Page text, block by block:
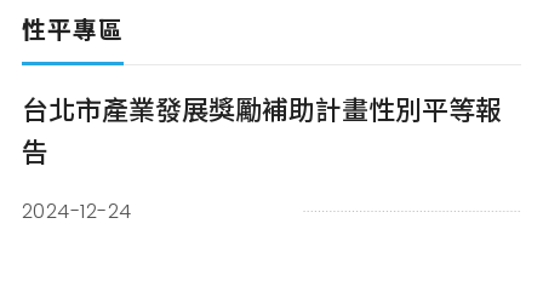
性平專區
台北市產業發展獎勵補助計畫性別平等報
告
2024-12-24